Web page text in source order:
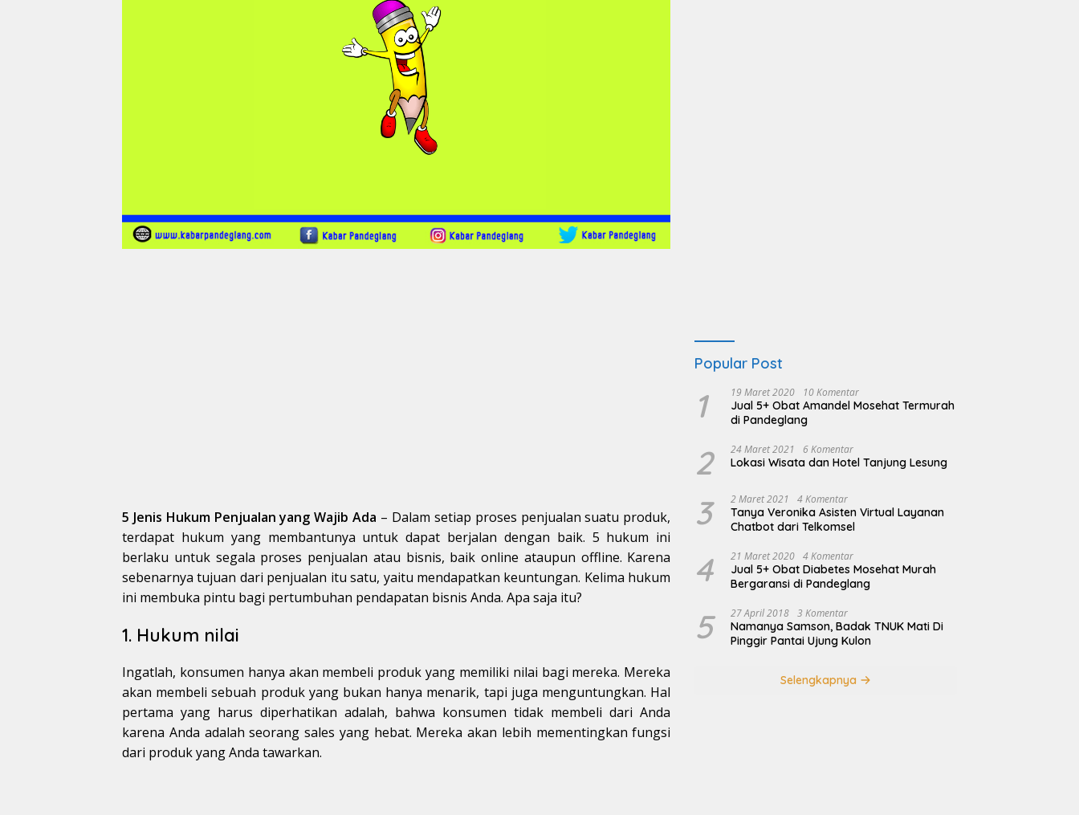
5 Jenis Hukum Penjualan yang Wajib Ada – Dalam setiap proses penjualan suatu produk,
terdapat hukum yang membantunya untuk dapat berjalan dengan baik. 5 hukum ini
berlaku untuk segala proses penjualan atau bisnis, baik online ataupun offline. Karena
sebenarnya tujuan dari penjualan itu satu, yaitu mendapatkan keuntungan. Kelima hukum
ini membuka pintu bagi pertumbuhan pendapatan bisnis Anda. Apa saja itu?
1. Hukum nilai
Ingatlah, konsumen hanya akan membeli produk yang memiliki nilai bagi mereka. Mereka
akan membeli sebuah produk yang bukan hanya menarik, tapi juga menguntungkan. Hal
pertama yang harus diperhatikan adalah, bahwa konsumen tidak membeli dari Anda
karena Anda adalah seorang sales yang hebat. Mereka akan lebih mementingkan fungsi
dari produk yang Anda tawarkan.
Popular Post
1 19 Maret 2020 10 Komentar
Jual 5+ Obat Amandel Mosehat Termurah
di Pandeglang
2 24 Maret 2021 6 Komentar
Lokasi Wisata dan Hotel Tanjung Lesung
3 2 Maret 2021 4 Komentar
Tanya Veronika Asisten Virtual Layanan
Chatbot dari Telkomsel
4 21 Maret 2020 4 Komentar
Jual 5+ Obat Diabetes Mosehat Murah
Bergaransi di Pandeglang
5 27 April 2018 3 Komentar
Namanya Samson, Badak TNUK Mati Di
Pinggir Pantai Ujung Kulon
Selengkapnya